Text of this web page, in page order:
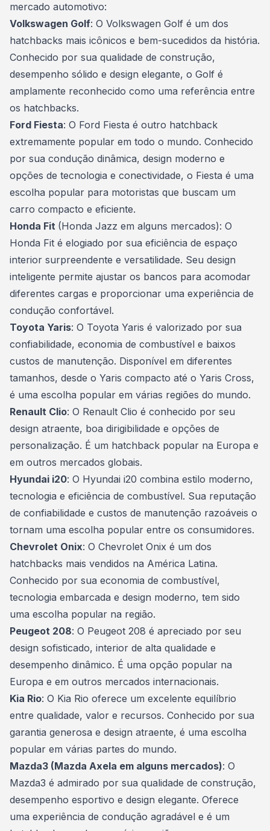
mercado automotivo:
Volkswagen Golf: O Volkswagen Golf é um dos
hatchbacks mais icônicos e bem-sucedidos da história.
Conhecido por sua qualidade de construção,
desempenho sólido e design elegante, o Golf é
amplamente reconhecido como uma referência entre
os hatchbacks.
Ford Fiesta: O Ford Fiesta é outro hatchback
extremamente popular em todo o mundo. Conhecido
por sua condução dinâmica, design moderno e
opções de tecnologia e conectividade, o Fiesta é uma
escolha popular para motoristas que buscam um
carro compacto e eficiente.
Honda Fit (Honda Jazz em alguns mercados): O
Honda Fit é elogiado por sua eficiência de espaço
interior surpreendente e versatilidade. Seu design
inteligente permite ajustar os bancos para acomodar
diferentes cargas e proporcionar uma experiência de
condução confortável.
Toyota Yaris: O Toyota Yaris é valorizado por sua
confiabilidade, economia de combustível e baixos
custos de manutenção. Disponível em diferentes
tamanhos, desde o Yaris compacto até o Yaris Cross,
é uma escolha popular em várias regiões do mundo.
Renault Clio: O Renault Clio é conhecido por seu
design atraente, boa dirigibilidade e opções de
personalização. É um hatchback popular na Europa e
em outros mercados globais.
Hyundai i20: O Hyundai i20 combina estilo moderno,
tecnologia e eficiência de combustível. Sua reputação
de confiabilidade e custos de manutenção razoáveis o
tornam uma escolha popular entre os consumidores.
Chevrolet Onix: O Chevrolet Onix é um dos
hatchbacks mais vendidos na América Latina.
Conhecido por sua economia de combustível,
tecnologia embarcada e design moderno, tem sido
uma escolha popular na região.
Peugeot 208: O Peugeot 208 é apreciado por seu
design sofisticado, interior de alta qualidade e
desempenho dinâmico. É uma opção popular na
Europa e em outros mercados internacionais.
Kia Rio: O Kia Rio oferece um excelente equilíbrio
entre qualidade, valor e recursos. Conhecido por sua
garantia generosa e design atraente, é uma escolha
popular em várias partes do mundo.
Mazda3 (Mazda Axela em alguns mercados): O
Mazda3 é admirado por sua qualidade de construção,
desempenho esportivo e design elegante. Oferece
uma experiência de condução agradável e é um